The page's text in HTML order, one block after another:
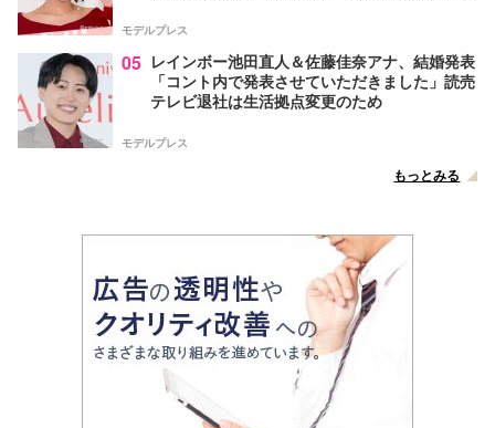
モデルプレス
05 レインボー池田直人＆佐藤佳奈アナ、結婚発表
「コント内で発表させていただきました」読売
テレビ退社は生活拠点変更のため
モデルプレス
もっとみる